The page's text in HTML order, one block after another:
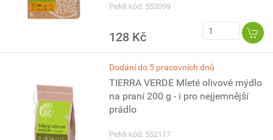
PeMi kód: 552099
128 Kč
Dodání do 5 pracovních dnů
TIERRA VERDE Mleté olivové mýdlo
na praní 200 g - i pro nejjemnější
prádlo
PeMi kód: 552117